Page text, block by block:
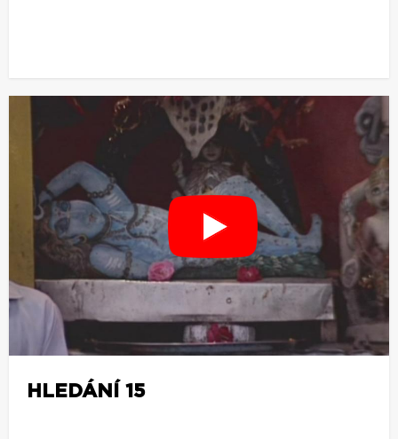
HLEDÁNÍ 15